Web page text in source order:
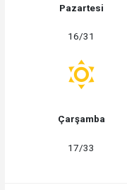
Pazartesi
16/31
Çarşamba
17/33